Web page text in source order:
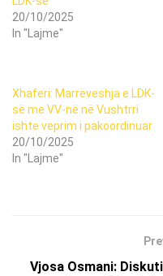
20/10/2025
In "Lajme"
Xhaferi: Marrëveshja e LDK-
së me VV-në në Vushtrri
ishte veprim i pakoordinuar
20/10/2025
In "Lajme"
Vjosa Osmani: